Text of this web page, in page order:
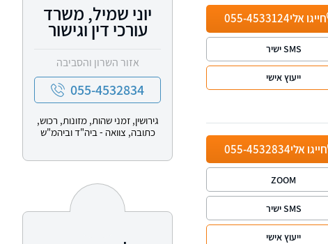
חייגו אלי055-4533124
SMS ישיר
ייעוץ אישי
חייגו אלי055-4532834
ZOOM
SMS ישיר
ייעוץ אישי
יוני שמיל, משרד
עורכי דין וגישור
אזור השרון והסביבה
055-4532834
גירושין, זמני שהות, מזונות, רכוש,
כתובה, צוואה - ביה"ד וביהמ"ש